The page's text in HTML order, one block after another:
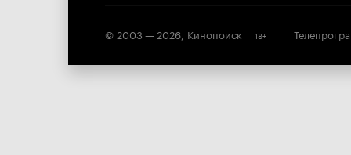
© 2003 — 2026, Кинопоиск 18+